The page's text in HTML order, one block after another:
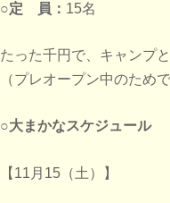
○定 員： 15名
たった千円で、キャンプ
（プレオープン中のためで
○大まかなスケジュール
【11月15（土）】